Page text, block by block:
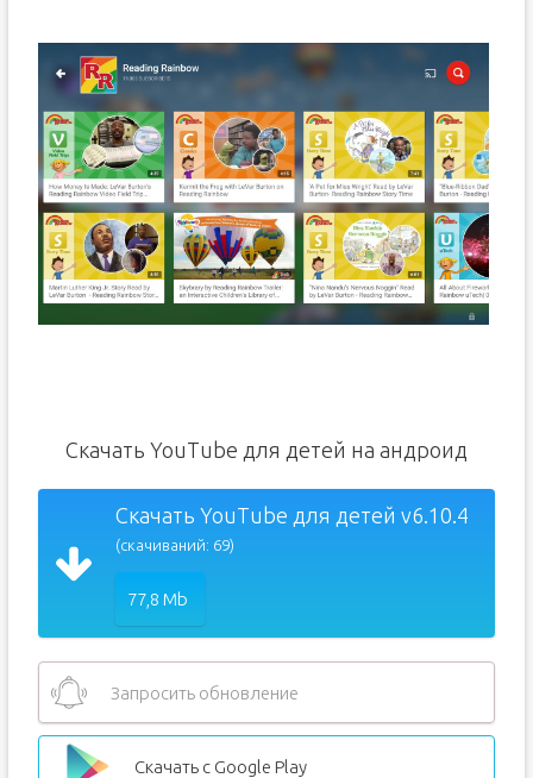
Скачать YouTube для детей на андроид
Скачать YouTube для детей v6.10.4
(скачиваний: 69)
77,8 Mb
Запросить обновление
Скачать с Google Play